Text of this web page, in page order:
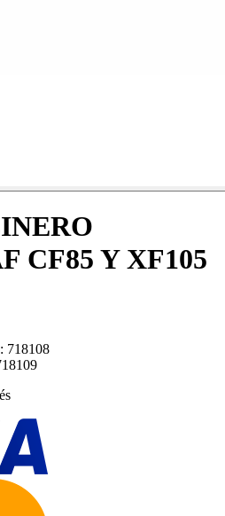
CF85 Y XF105
718108